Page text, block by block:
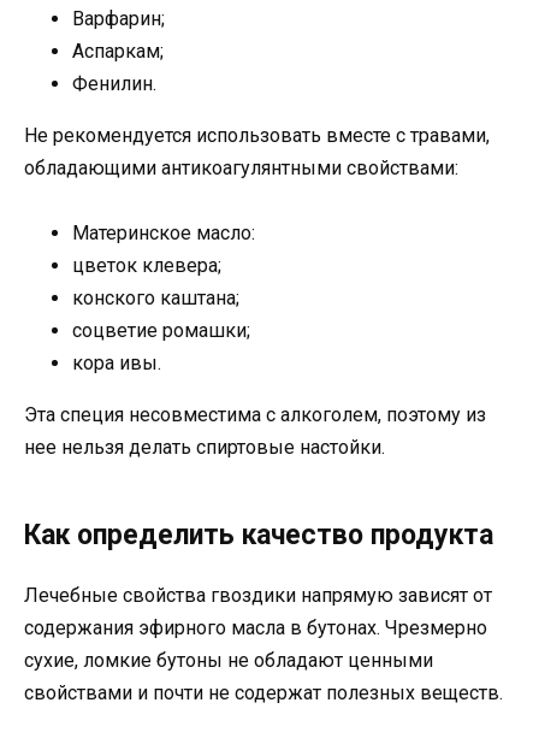
Варфарин;
Аспаркам;
Фенилин.
Не рекомендуется использовать вместе с травами,
обладающими антикоагулянтными свойствами:
Материнское масло:
цветок клевера;
конского каштана;
соцветие ромашки;
кора ивы.
Эта специя несовместима с алкоголем, поэтому из
нее нельзя делать спиртовые настойки.
Как определить качество продукта
Лечебные свойства гвоздики напрямую зависят от
содержания эфирного масла в бутонах. Чрезмерно
сухие, ломкие бутоны не обладают ценными
свойствами и почти не содержат полезных веществ.